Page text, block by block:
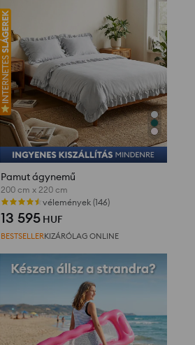
Pamut ágynemű
200 cm x 220 cm
vélemények (146)
13 595 HUF
BESTSELLERKIZÁRÓLAG ONLINE